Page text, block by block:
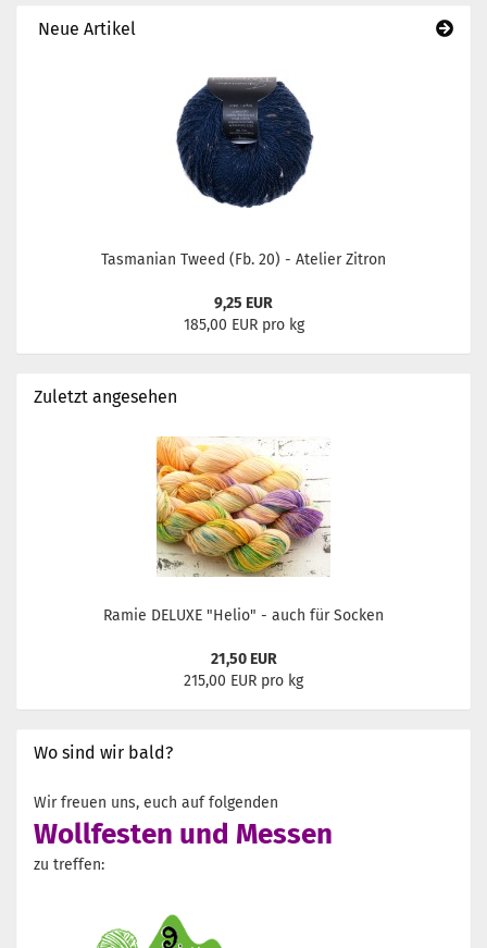
Neue Artikel
Tasmanian Tweed (Fb. 20) - Atelier Zitron
9,25 EUR
185,00 EUR pro kg
Zuletzt angesehen
Ramie DELUXE "Helio" - auch für Socken
21,50 EUR
215,00 EUR pro kg
Wo sind wir bald?
Wir freuen uns, euch auf folgenden
Wollfesten und Messen
zu treffen: